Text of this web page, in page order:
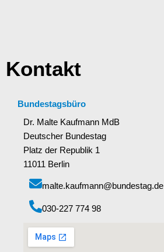
Kontakt
Bundestagsbüro
Dr. Malte Kaufmann MdB
Deutscher Bundestag
Platz der Republik 1
11011 Berlin
malte.kaufmann@bundestag.de
‭030-227 774 98‬